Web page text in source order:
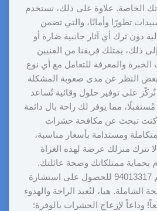
الخاصة. علاوة على ذلك، نستخدم
تطورًا وأمانًا، والتي تضمن
دون ترك أي آثار جانبية ضارة أو
ذلك، يمتلك فريقنا من الفنيين
الخبرة والمعرفة للتعامل مع أي نوع
النظر عن مدى صعوبة المشكلة
نُركّز على توفير حلول وقائية تُساعد
مما يوفر لك راحة بال دائمة
كنت تبحث عن مكافحة حشرات
متكاملة ومستدامة بأسعار مناسبة،
تترك منزلك عرضة لهذه الغزاة
بحماية ممتلكاتك وصحة عائلتك.
اتصل بنا فورًا على الرقم 94013317 للحصول على استشارة
الشاملة. هيا، لنُعيد الراحة والهدوء
وداعاً لإزعاج الحشرات بالوفرة: